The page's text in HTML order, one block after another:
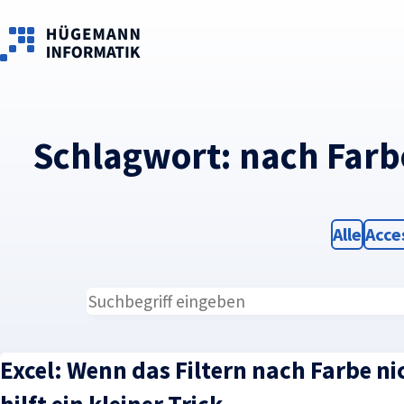
Schlagwort: nach
Filter
Alle
Excel: Wenn das Filtern nach Farbe